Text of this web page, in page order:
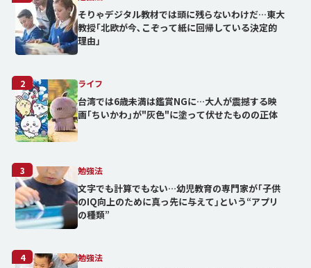
そりゃデジタル教材では頭に残らないわけだ…東大
教授｢北欧が今､こぞって紙に回帰している決定的
理由」
2 ライフ
台湾では6歳未満は鑑賞NGに…大人が震撼する映
画｢ちいかわ｣が"灰色"に塗って伏せたものの正体
3 勉強法
文字でも計算でもない…幼児教育の専門家が｢子供
のIQ向上のために真っ先に与えて｣という“アプリ
の種類”
4 勉強法